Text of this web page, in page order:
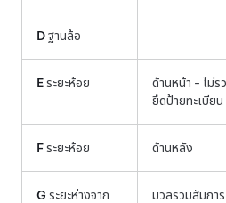
Dฐานล้อ
Eระยะห้อย
ด้านหน้า - ไม่ร
ยึดป้ายทะเบียน
Fระยะห้อย ด้านหลัง
G ระยะห่างจาก
มวลรวมสัมภาร